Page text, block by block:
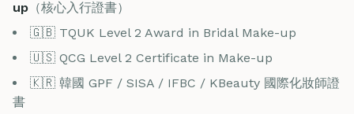
up （核心入行證書）
🇬🇧 TQUK Level 2 Award in Bridal Make-up
🇺🇸 QCG Level 2 Certificate in Make-up
🇰🇷 韓國 GPF / SISA / IFBC / KBeauty 國際化妝師證
書